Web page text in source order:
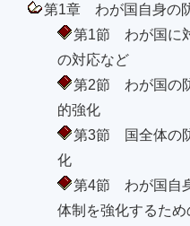
第1章 わが国自身の
第1節 わが国に
の対応など
第2節 わが国の
的強化
第3節 国全体の
化
第4節 わが国自
体制を強化するた